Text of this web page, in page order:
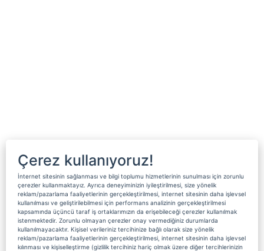
Çerez kullanıyoruz!
İnternet sitesinin sağlanması ve bilgi toplumu hizmetlerinin sunulması için zorunlu
çerezler kullanmaktayız. Ayrıca deneyiminizin iyileştirilmesi, size yönelik
reklam/pazarlama faaliyetlerinin gerçekleştirilmesi, internet sitesinin daha işlevsel
kullanılması ve geliştirilebilmesi için performans analizinin gerçekleştirilmesi
kapsamında üçüncü taraf iş ortaklarımızın da erişebileceği çerezler kullanılmak
istenmektedir. Zorunlu olmayan çerezler onay vermediğiniz durumlarda
kullanılmayacaktır. Kişisel verileriniz tercihinize bağlı olarak size yönelik
reklam/pazarlama faaliyetlerinin gerçekleştirilmesi, internet sitesinin daha işlevsel
kılınması ve kişiselleştirme (gizlilik tercihiniz hariç olmak üzere diğer tercihlerinizin